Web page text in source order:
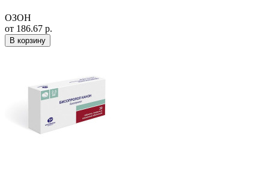
ОЗОН
от 186.67 р.
В корзину